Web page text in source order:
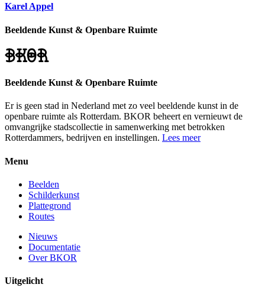
Karel Appel
Beeldende Kunst & Openbare Ruimte
Beeldende Kunst & Openbare Ruimte
Er is geen stad in Nederland met zo veel beeldende kunst in de
openbare ruimte als Rotterdam. BKOR beheert en vernieuwt de
omvangrijke stadscollectie in samenwerking met betrokken
Rotterdammers, bedrijven en instellingen. Lees meer
Menu
Beelden
Schilderkunst
Plattegrond
Routes
Nieuws
Documentatie
Over BKOR
Uitgelicht